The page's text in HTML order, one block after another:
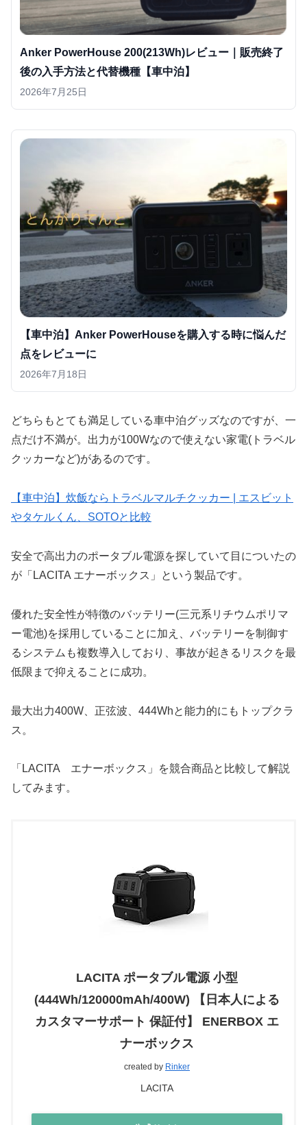
Anker PowerHouse 200(213Wh)レビュー｜販売終了
後の入手方法と代替機種【車中泊】
2026年7月25日
【車中泊】Anker PowerHouseを購入する時に悩んだ
点をレビューに
2026年7月18日
どちらもとても満足している車中泊グッズなのですが、一
点だけ不満が。出力が100Wなので使えない家電(トラベル
クッカーなど)があるのです。
【車中泊】炊飯ならトラベルマルチクッカー | エスビット
やタケルくん、SOTOと比較
安全で高出力のポータブル電源を探していて目についたの
が「LACITA エナーボックス」という製品です。
優れた安全性が特徴のバッテリー(三元系リチウムポリマ
ー電池)を採用していることに加え、バッテリーを制御す
るシステムも複数導入しており、事故が起きるリスクを最
低限まで抑えることに成功。
最大出力400W、正弦波、444Whと能力的にもトップクラ
ス。
「LACITA エナーボックス」を競合商品と比較して解説
してみます。
LACITA ポータブル電源 小型
(444Wh/120000mAh/400W) 【日本人による
カスタマーサポート 保証付】 ENERBOX エ
ナーボックス
created by Rinker
LACITA